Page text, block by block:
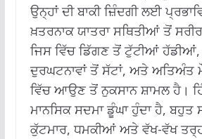
ਉਨ੍ਹਾਂ ਦੀ ਬਾਕੀ ਜ਼ਿੰਦਗੀ ਲਈ
ਖ਼ਤਰਨਾਕ ਯਾਤਰਾ ਸਥਿਤੀਆਂ ਤੋਂ
ਜਿਸ ਵਿੱਚ ਡਿੱਗਣ ਤੋਂ ਟੁੱਟੀਆਂ ਹੱਡੀਆਂ,
ਦੁਰਘਟਨਾਵਾਂ ਤੋਂ ਸੱਟਾਂ, ਅਤੇ
ਵਿੱਚ ਆਉਣ ਤੋਂ ਨੁਕਸਾਨ ਸ਼ਾਮਲ ਹੈ।
ਮਾਨਸਿਕ ਸਦਮਾ ਡੂੰਘਾ ਹੁੰਦਾ ਹੈ, ਬਹੁਤ
ਕੁੱਟਮਾਰ, ਧਮਕੀਆਂ ਅਤੇ ਵੱਖ-ਵੱਖ